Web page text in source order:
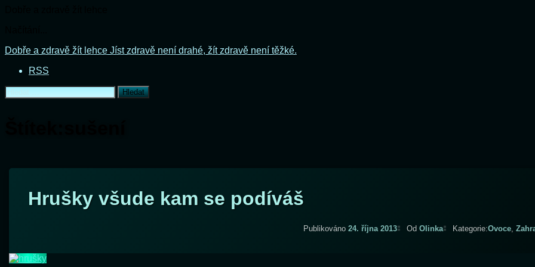
Přejít
obsahu
Dobře a zdravě žít lehce Jíst zdravě není drahé, žít zdravě není těžké.
RSS
Vyhledávání
Hrušky všude kam se podíváš
Publikováno 24. října 2013
Aktualizováno 23. října 2013
Od Olinka Kategorie:Ovoce,